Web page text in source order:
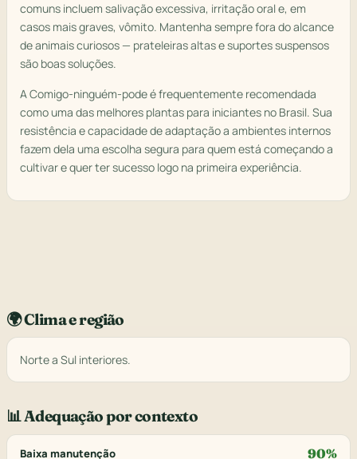
comuns incluem salivação excessiva, irritação oral e, em
casos mais graves, vômito. Mantenha sempre fora do alcance
de animais curiosos — prateleiras altas e suportes suspensos
são boas soluções.
A Comigo-ninguém-pode é frequentemente recomendada
como uma das melhores plantas para iniciantes no Brasil. Sua
resistência e capacidade de adaptação a ambientes internos
fazem dela uma escolha segura para quem está começando a
cultivar e quer ter sucesso logo na primeira experiência.
🌍 Clima e região
Norte a Sul interiores.
📊 Adequação por contexto
Baixa manutenção 90%